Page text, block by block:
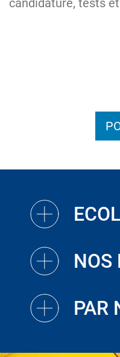
candidature, tests
NOS
PAR